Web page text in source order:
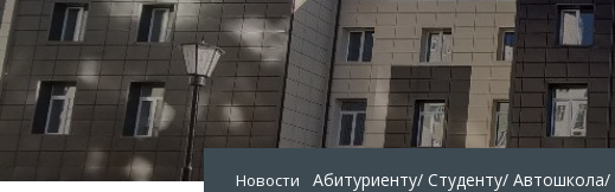
Новости Абитуриенту/ Студенту/ Автошкола/